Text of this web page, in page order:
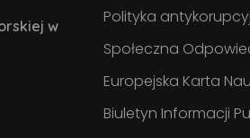
w
Polityka
Społeczna
Europejska Karta
Biuletyn Informacji